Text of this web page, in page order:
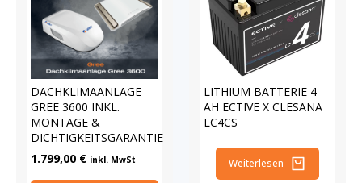
DACHKLIMAANLAGE
GREE 3600 INKL.
MONTAGE &
DICHTIGKEITSGARANTIE
1.799,00 € inkl. MwSt
LITHIUM BATTERIE 4
AH ECTIVE X CLESANA
LC4CS
Weiterlesen